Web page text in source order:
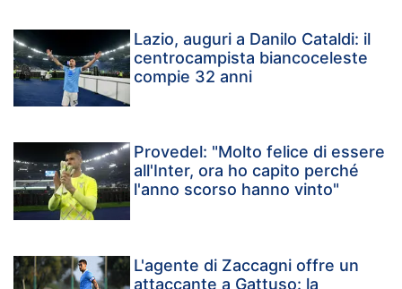
Lazio, auguri a Danilo Cataldi: il
centrocampista biancoceleste
compie 32 anni
Provedel: "Molto felice di essere
all'Inter, ora ho capito perché
l'anno scorso hanno vinto"
L'agente di Zaccagni offre un
attaccante a Gattuso: la